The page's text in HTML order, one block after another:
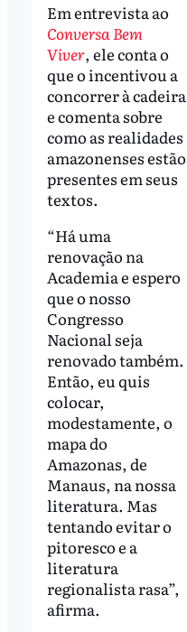
Em entrevista ao
Conversa Bem
Viver, ele conta o
que o incentivou a
concorrer à cadeira
e comenta sobre
como as realidades
amazonenses estão
presentes em seus
textos.
“Há uma
renovação na
Academia e espero
que o nosso
Congresso
Nacional seja
renovado também.
Então, eu quis
colocar,
modestamente, o
mapa do
Amazonas, de
Manaus, na nossa
literatura. Mas
tentando evitar o
pitoresco e a
literatura
regionalista rasa”,
afirma.